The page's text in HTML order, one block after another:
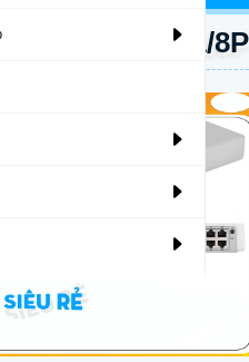
DS-7108NI-Q1/